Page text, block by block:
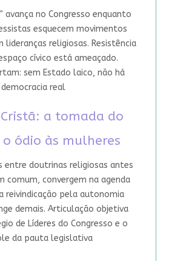
avança no Congresso enquanto
esquecem movimentos
lideranças religiosas. Resistência
cívico está ameaçado.
sem Estado laico, não há
democracia real
a tomada do
o ódio às mulheres
entre doutrinas religiosas antes
comum, convergem na agenda
reivindicação pela autonomia
demais. Articulação objetiva
de Líderes do Congresso e o
da pauta legislativa